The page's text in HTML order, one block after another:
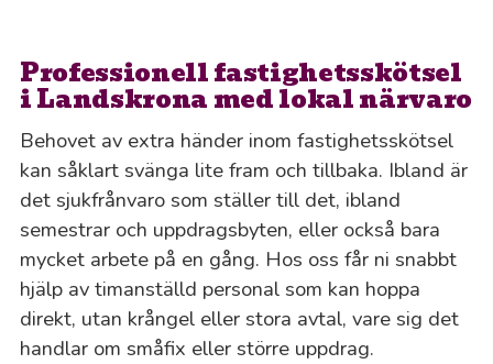
Professionell fastighetsskötsel
i Landskrona med lokal närvaro
Behovet av extra händer inom fastighetsskötsel
kan såklart svänga lite fram och tillbaka. Ibland är
det sjukfrånvaro som ställer till det, ibland
semestrar och uppdragsbyten, eller också bara
mycket arbete på en gång. Hos oss får ni snabbt
hjälp av timanställd personal som kan hoppa
direkt, utan krångel eller stora avtal, vare sig det
handlar om småfix eller större uppdrag.